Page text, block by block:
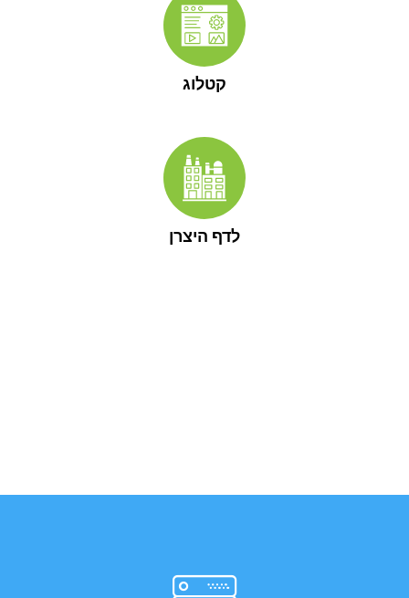
קטלוג
לדף היצרן